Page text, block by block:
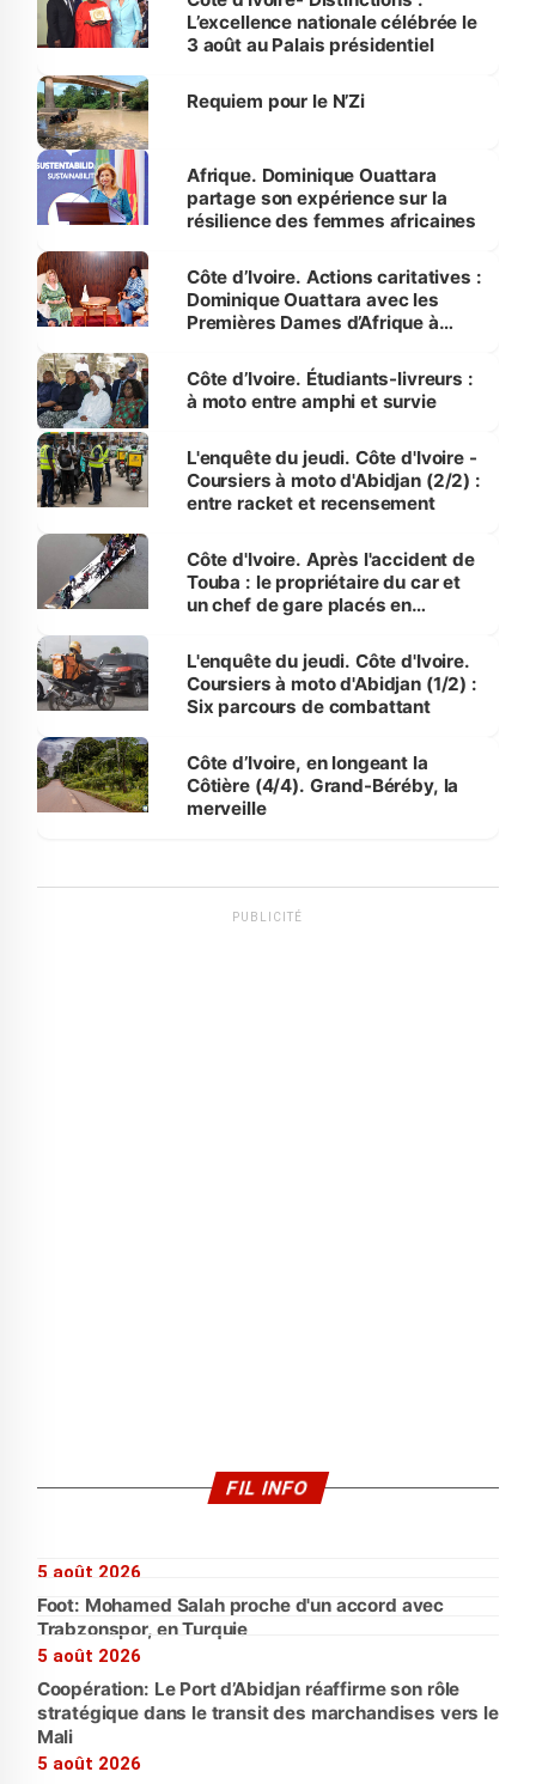
L’excellence nationale célébrée le
3 août au Palais présidentiel
Requiem pour le N’Zi
Afrique. Dominique Ouattara
partage son expérience sur la
résilience des femmes africaines
Côte d’Ivoire. Actions caritatives :
Dominique Ouattara avec les
Premières Dames d’Afrique à
Côte d’Ivoire. Étudiants-livreurs :
à moto entre amphi et survie
L'enquête du jeudi. Côte d'Ivoire -
Coursiers à moto d'Abidjan (2/2) :
entre racket et recensement
Côte d'Ivoire. Après l'accident de
Touba : le propriétaire du car et
un chef de gare placés en
L'enquête du jeudi. Côte d'Ivoire.
Coursiers à moto d'Abidjan (1/2) :
Six parcours de combattant
Côte d’Ivoire, en longeant la
Côtière (4/4). Grand-Béréby, la
merveille
PUBLICITÉ
FIL INFO
5 août 2026
Foot: Mohamed Salah proche d'un accord avec
Trabzonspor, en Turquie
5 août 2026
Coopération: Le Port d’Abidjan réaffirme son rôle
stratégique dans le transit des marchandises vers le
Mali
5 août 2026